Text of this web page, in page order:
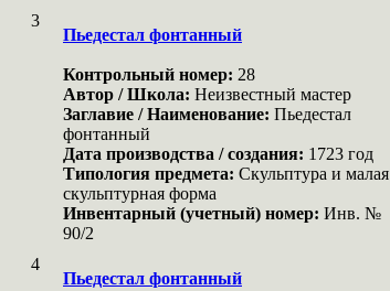
3
Пьедестал фонтанный
Контрольный номер: 28
Автор / Школа: Неизвестный мастер
Заглавие / Наименование: Пьедестал
фонтанный
Дата производства / создания: 1723 год
Типология предмета: Скульптура и малая
скульптурная форма
Инвентарный (учетный) номер: Инв. №
90/2
4
Пьедестал фонтанный